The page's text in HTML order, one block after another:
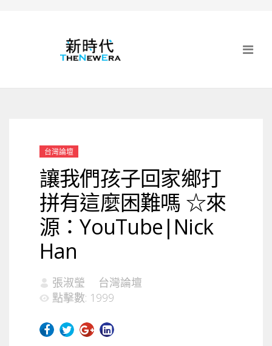
台灣論壇
讓我們孩子回家鄉打
拼有這麼困難嗎 ☆來
源：YouTube|Nick
Han
張淑瑩
台灣論壇
點擊數: 1999